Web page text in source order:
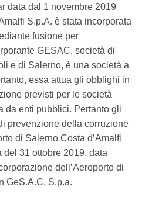
data dal 1 novembre 2019
S.p.A. è stata incorporata
fusione per
GESAC, società di
e di Salerno, è una società a
essa attua gli obblighi in
previsti per le società
da enti pubblici. Pertanto gli
prevenzione della corruzione
di Salerno Costa d’Amalfi
31 ottobre 2019, data
dell’Aeroporto di
GeS.A.C. S.p.a.